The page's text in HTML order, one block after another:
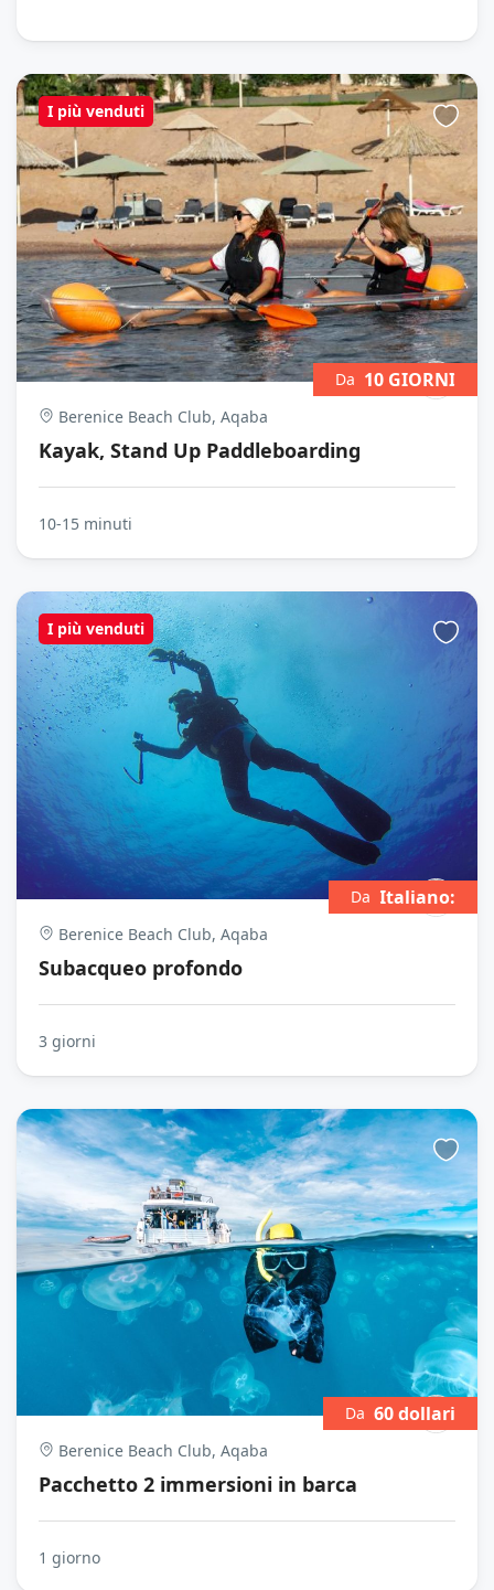
I più venduti
Berenice Beach Club, Aqaba
Kayak, Stand Up Paddleboarding
Da 10 GIORNI
10-15 minuti
I più venduti
Berenice Beach Club, Aqaba
Subacqueo profondo
Da Italiano:
3 giorni
Berenice Beach Club, Aqaba
Pacchetto 2 immersioni in barca
Da 60 dollari
1 giorno